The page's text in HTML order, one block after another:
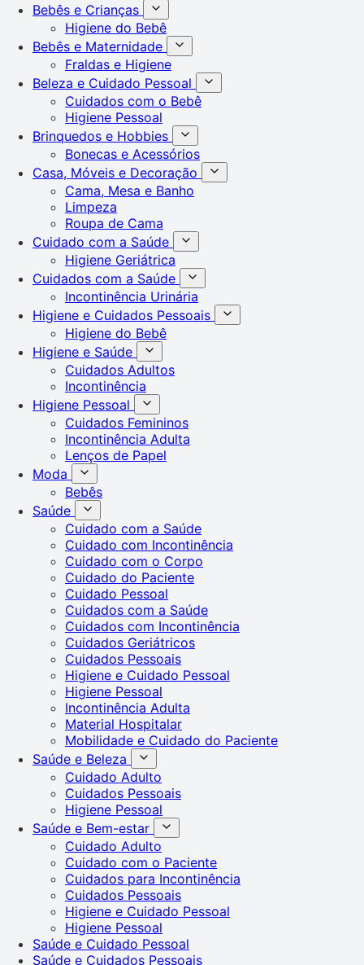
Bebês e Crianças
Higiene do Bebê
Bebês e Maternidade
Fraldas e Higiene
Beleza e Cuidado Pessoal
Cuidados com o Bebê
Higiene Pessoal
Brinquedos e Hobbies
Bonecas e Acessórios
Casa, Móveis e Decoração
Cama, Mesa e Banho
Limpeza
Roupa de Cama
Cuidado com a Saúde
Higiene Geriátrica
Cuidados com a Saúde
Incontinência Urinária
Higiene e Cuidados Pessoais
Higiene do Bebê
Higiene e Saúde
Cuidados Adultos
Incontinência
Higiene Pessoal
Cuidados Femininos
Incontinência Adulta
Lenços de Papel
Moda
Bebês
Saúde
Cuidado com a Saúde
Cuidado com Incontinência
Cuidado com o Corpo
Cuidado do Paciente
Cuidado Pessoal
Cuidados com a Saúde
Cuidados com Incontinência
Cuidados Geriátricos
Cuidados Pessoais
Higiene e Cuidado Pessoal
Higiene Pessoal
Incontinência Adulta
Material Hospitalar
Mobilidade e Cuidado do Paciente
Saúde e Beleza
Cuidado Adulto
Cuidados Pessoais
Higiene Pessoal
Saúde e Bem-estar
Cuidado Adulto
Cuidado com o Paciente
Cuidados para Incontinência
Cuidados Pessoais
Higiene e Cuidado Pessoal
Higiene Pessoal
Saúde e Cuidado Pessoal
Saúde e Cuidados Pessoais